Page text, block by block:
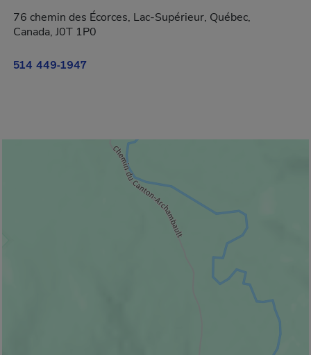
76 chemin des Écorces, Lac-Supérieur, Québec,
Canada, J0T 1P0
514 449-1947